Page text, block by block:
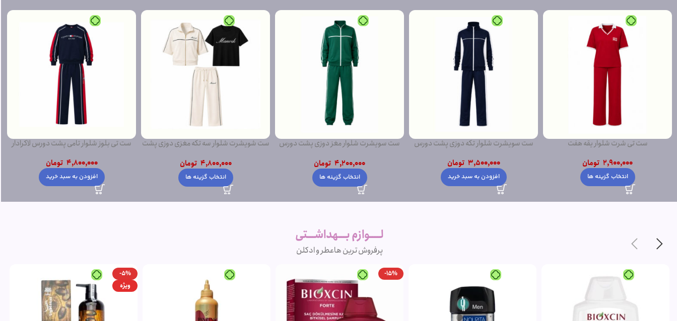
ست تی شرت شلوار یقه هفت
2,900,000 تومان
انتخاب گزینه ها
ست سویشرت شلوار تکه دوزی پشت دورس
3,500,000 تومان
افزودن به سبد خرید
ست سویشرت شلوار مغز دوزی پشت دورس
4,200,000 تومان
انتخاب گزینه ها
ست شویشرت شلوار سه تکه مغزی دوزی پشت
4,800,000 تومان
انتخاب گزینه ها
ست تی بلوز شلوار تامی پشت دورس لاکرادار
4,800,000 تومان
افزودن به سبد خرید
لــــوازم بـــهداشـــتی
پرفروش ترین هاعطر و ادکلن
-15%
-5%
ویژه